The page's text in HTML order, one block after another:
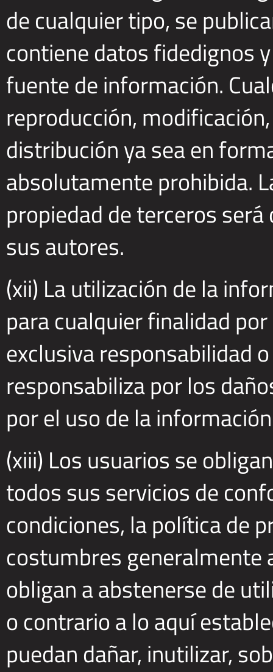
de cualquier tipo, se
contiene datos fidedignos
fuente de información.
reproducción,
distribución ya sea en
absolutamente prohibida.
propiedad de terceros
sus autores.
(xii) La utilización de la
para cualquier finalidad
exclusiva responsabilidad
responsabiliza por los
por el uso de la
(xiii) Los usuarios se
todos sus servicios de
condiciones, la política de
costumbres generalmente
obligan a abstenerse de
o contrario a lo aquí
puedan dañar, inutilizar,